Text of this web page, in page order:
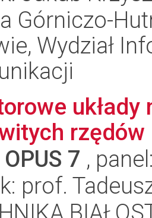
Górniczo-
Wydział
rzędów
OPUS 7 ,
prof.